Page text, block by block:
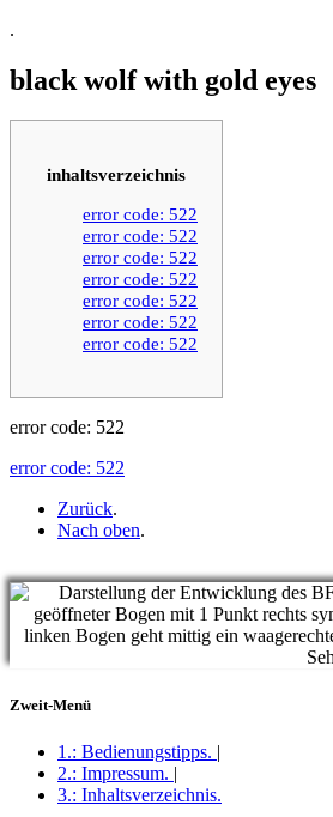
.
black wolf with gold eyes
inhaltsverzeichnis
error code: 522
error code: 522
error code: 522
error code: 522
error code: 522
error code: 522
error code: 522
error code: 522
error code: 522
Zurück.
Nach oben.
Zweit-Menü
1.: Bedienungstipps. |
2.: Impressum. |
3.: Inhaltsverzeichnis.